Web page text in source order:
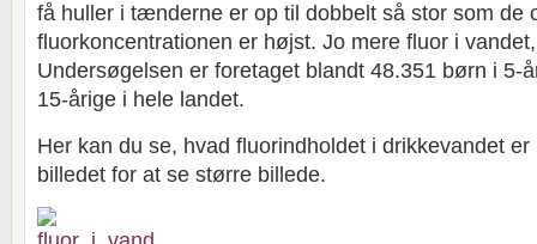
få huller i tænderne er op til dobbelt så stor som de
fluorkoncentrationen er højst. Jo mere fluor i
Undersøgelsen er foretaget blandt 48.351 børn i 5-
15-årige i hele landet.
Her kan du se, hvad fluorindholdet i drikkevandet
billedet for at se større billede.